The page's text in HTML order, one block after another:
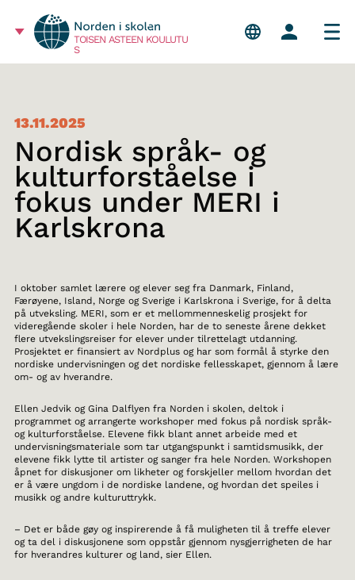
TOISEN ASTEEN KOULUTU
S
13.11.2025
Nordisk språk- og
kulturforståelse i
fokus under MERI i
Karlskrona
I oktober samlet lærere og elever seg fra Danmark, Finland,
Færøyene, Island, Norge og Sverige i Karlskrona i Sverige, for å delta
på utveksling. MERI, som er et mellommenneskelig prosjekt for
videregående skoler i hele Norden, har de to seneste årene dekket
flere utvekslingsreiser for elever under tilrettelagt utdanning.
Prosjektet er finansiert av Nordplus og har som formål å styrke den
nordiske undervisningen og det nordiske fellesskapet, gjennom å lære
om- og av hverandre.
Ellen Jedvik og Gina Dalflyen fra Norden i skolen, deltok i
programmet og arrangerte workshoper med fokus på nordisk språk-
og kulturforståelse. Elevene fikk blant annet arbeide med et
undervisningsmateriale som tar utgangspunkt i samtidsmusikk, der
elevene fikk lytte til artister og sanger fra hele Norden. Workshopen
åpnet for diskusjoner om likheter og forskjeller mellom hvordan det
er å være ungdom i de nordiske landene, og hvordan det speiles i
musikk og andre kulturuttrykk.
– Det er både gøy og inspirerende å få muligheten til å treffe elever
og ta del i diskusjonene som oppstår gjennom nysgjerrigheten de har
for hverandres kulturer og land, sier Ellen.